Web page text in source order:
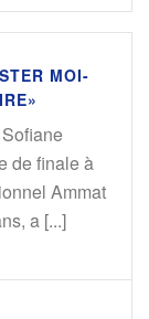
MOI-
de finale à
Ammat
a [...]